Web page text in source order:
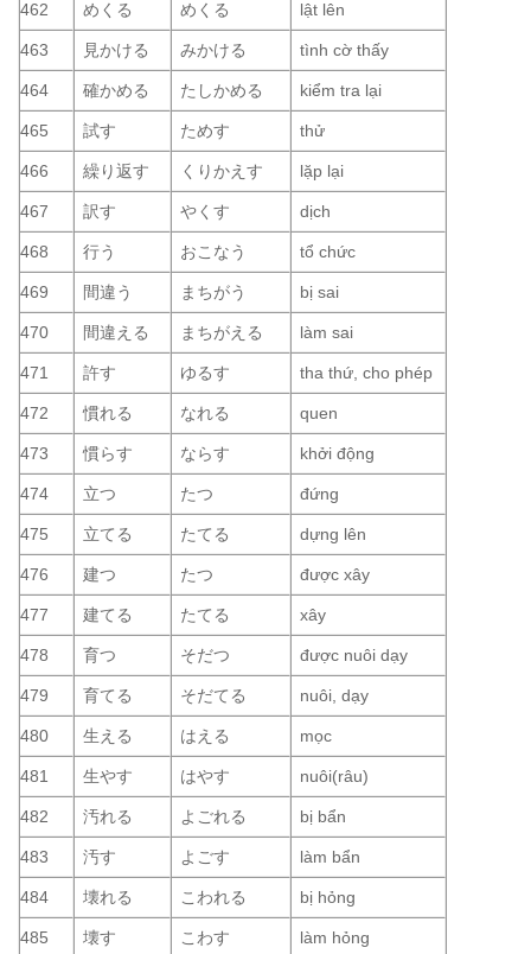
462 めくる めくる lật lên
463 見かける みかける tình cờ thấy
464 確かめる たしかめる kiểm tra lại
465 試す ためす thử
466 繰り返す くりかえす lặp lại
467 訳す やくす dịch
468 行う おこなう tổ chức
469 間違う まちがう bị sai
470 間違える まちがえる làm sai
471 許す ゆるす tha thứ, cho phép
472 慣れる なれる quen
473 慣らす ならす khởi động
474 立つ たつ đứng
475 立てる たてる dựng lên
476 建つ たつ được xây
477 建てる たてる xây
478 育つ そだつ được nuôi dạy
479 育てる そだてる nuôi, dạy
480 生える はえる mọc
481 生やす はやす nuôi(râu)
482 汚れる よごれる bị bẩn
483 汚す よごす làm bẩn
484 壊れる こわれる bị hỏng
485 壊す こわす làm hỏng